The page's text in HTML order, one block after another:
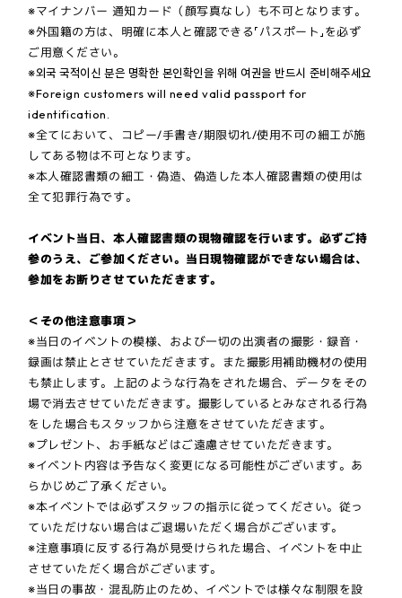
※マイナンバー 通知カード（顔写真なし）も不可となります。
※外国籍の方は、明確に本人と確認できる「パスポート」を必ず
ご用意ください。
※외국 국적이신 분은 명확한 본인확인을 위해 여권을 반드시 준비해주세요
※Foreign customers will need valid passport for
identification.
※全てにおいて、コピー/手書き/期限切れ/使用不可の細工が施
してある物は不可となります。
※本人確認書類の細工・偽造、偽造した本人確認書類の使用は
全て犯罪行為です。
イベント当日、本人確認書類の現物確認を行います。必ずご持
参のうえ、ご参加ください。当日現物確認ができない場合は、
参加をお断りさせていただきます。
＜その他注意事項＞
※当日のイベントの模様、および一切の出演者の撮影・録音・
録画は禁止とさせていただきます。また撮影用補助機材の使用
も禁止します。上記のような行為をされた場合、データをその
場で消去させていただきます。撮影しているとみなされる行為
をした場合もスタッフから注意をさせていただきます。
※プレゼント、お手紙などはご遠慮させていただきます。
※イベント内容は予告なく変更になる可能性がございます。あ
らかじめご了承ください。
※本イベントでは必ずスタッフの指示に従ってください。従っ
ていただけない場合はご退場いただく場合がございます。
※注意事項に反する行為が見受けられた場合、イベントを中止
させていただく場合がございます。
※当日の事故・混乱防止のため、イベントでは様々な制限を設